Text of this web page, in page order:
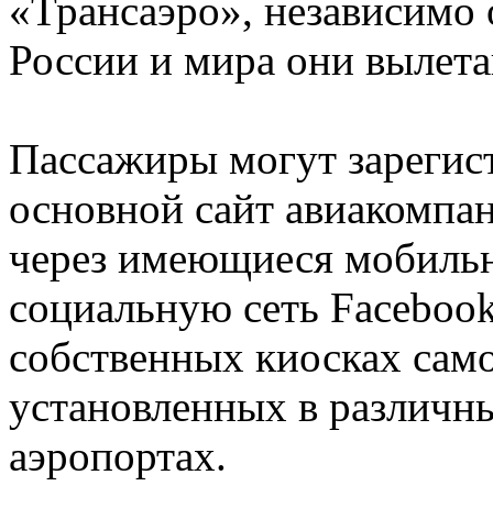
«Трансаэро», независимо
России и мира они
Пассажиры могут
основной сайт
через имеющиеся
социальную сеть
собственных киосках
установленных в
аэропортах.